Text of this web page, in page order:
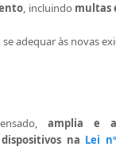
, incluindo multas
adequar às novas
amplia e
na Lei